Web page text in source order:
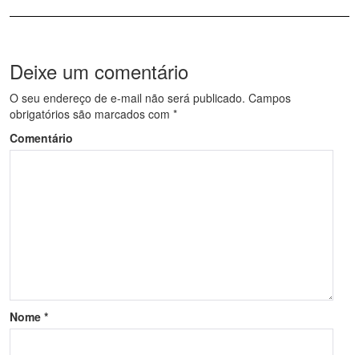
Deixe um comentário
O seu endereço de e-mail não será publicado. Campos
obrigatórios são marcados com *
Comentário
Nome *